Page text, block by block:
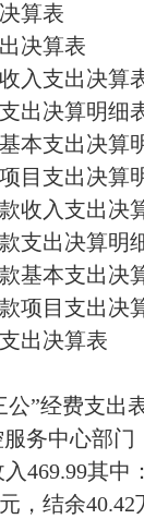
算表
决算表
入支出决算
出决算明细
本支出决算
目支出决算
收入支出决
支出决算明
基本支出决
项目支出决
出决算表
”经费支出
务中心部门
469.99其
，结余40.42